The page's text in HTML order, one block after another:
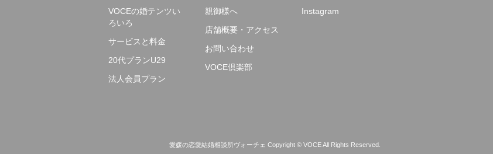
VOCEの婚テンツい
ろいろ
サービスと料金
20代プランU29
法人会員プラン
親御様へ
店舗概要・アクセス
お問い合わせ
VOCE倶楽部
Instagram
愛媛の恋愛結婚相談所ヴォーチェ Copyright © VOCE All Rights Reserved.